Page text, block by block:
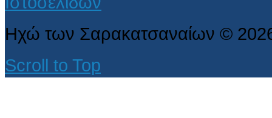
Ηχώ των Σαρακατσαναίων ©
Scroll to Top